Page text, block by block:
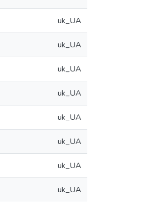
uk_UA
uk_UA
uk_UA
uk_UA
uk_UA
uk_UA
uk_UA
uk_UA